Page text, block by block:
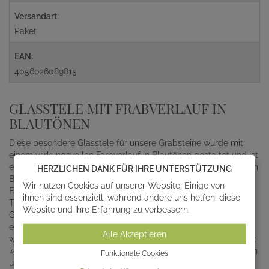
Versandart:
Paket
EAN:
4056026089815
GLASSTELE MIT FRABVERLAUF IN
BLAUTÖNEN
Diese besondere Glasstele für unsere Grabsteine wurde mit
einem wirkungsvollen Farbverlauf in Blautönen gestaltet und ist
ein stilvolles Element moderner Grabmalgestaltung. Nach dem
Brennen im Hochtemperaturofen entfalten die brillanten
Farbtöne ihre maximale Leuchtkraft bei gleichzeitiger
Transparenz und Lichtdurchlässigkeit. Somit kann dieses
Glaselement bei entsprechender Belichtung durch die Sonne
eine große Strahlkraft erlangen. Die Stele ist absolut
witterungsfest und beständig. Diesen einzigartigen Glaseinsatz
können Sie mit einem unsererstilvollen Grabsteine
kombinieren
und diesem somit einen einzigartigen Ausdruck an
HERZLICHEN DANK FÜR IHRE UNTERSTÜTZUNG
Wir nutzen Cookies auf unserer Website. Einige von
ihnen sind essenziell, während andere uns helfen, diese
Website und Ihre Erfahrung zu verbessern.
Alle Akzeptieren
Funktionale Cookies